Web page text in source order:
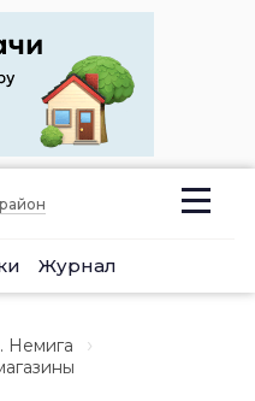
Журнал
Немига